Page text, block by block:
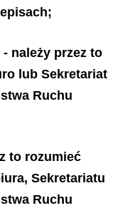
należy przez to
lub Sekretariat
Ruchu
to rozumieć
Sekretariatu
Ruchu